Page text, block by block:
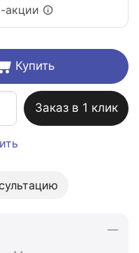
акции
Купить
Заказ в 1 клик